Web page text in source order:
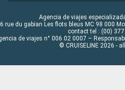
Agencia de viajes
rue du gabian Les flots bleus MC 98 000
contact tel : (00)
de viajes n° 006 02 0007 –
© CRUISELINE 2026 -